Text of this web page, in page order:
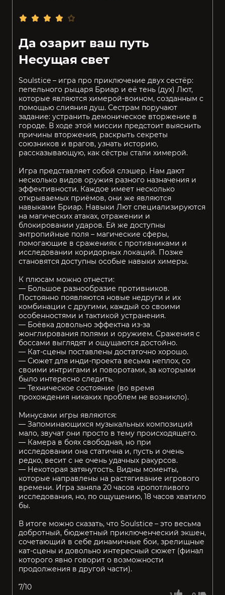
Да озарит ваш путь
Несущая свет
Soulstice – игра про приключение двух сестёр:
пепельного рыцаря Бриар и её тень (дух) Лют,
которые являются химерой-воином, созданным с
помощью слияния душ. Сестрам поручают
задание: устранить демоническое вторжение в
городе. В ходе этой миссии предстоит выяснить
причины вторжения, раскрыть секреты
союзников и врагов, узнать историю,
рассказывающую, как сёстры стали химерой.
Игра представляет собой слэшер. Нам дают
несколько видов оружия разного назначения и
эффективности. Каждое имеет несколько
открываемых приёмов, они же являются
навыками Бриар. Навыки Лют специализируются
на магических атаках, отражении и
блокировании ударов. Ей же доступны
энтропийные поля – магические сферы,
помогающие в сражениях с противниками и
исследовании коридорных локаций. Позже
становятся доступны особые навыки химеры.
К плюсам можно отнести:
— Большое разнообразие противников.
Постоянно появляются новые недруги и их
комбинации с другими, каждый со своими
особенностями и тактикой устранения.
— Боёвка довольно эффектна из-за
жонглирования полями и оружием. Сражения с
боссами выглядят и ощущаются достойно.
— Кат-сцены поставлены достаточно хорошо.
— Сюжет для инди-проекта весьма неплох, со
своими интригами и поворотами, за которыми
было интересно следить.
— Техническое состояние (во время
прохождения никаких проблем не возникло).
Минусами игры являются:
— Запоминающихся музыкальных композиций
мало, звучат они просто в тему происходящего.
— Камера в боях свободная, но при
исследовании она статична и, пусть и очень
редко, весит с не очень удачных ракурсов.
— Некоторая затянутость. Видны моменты,
которые направлены на растягивание игрового
времени. Игра заняла 20 часов кропотливого
исследования, но, по ощущению, 18 часов хватило
бы.
В итоге можно сказать, что Soulstice – это весьма
добротный, бюджетный приключенческий экшен,
сочетающий в себе динамичные бои, зрелищные
кат-сцены и довольно интересный сюжет (финал
которого явно говорит о возможности
продолжения в другой части).
7/10